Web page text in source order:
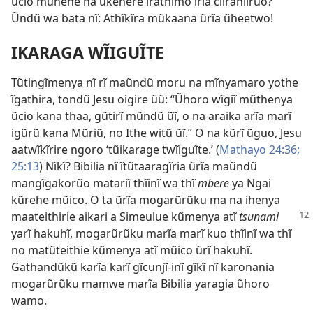
Ũndũ wa bata nĩ: Athĩkĩra mũkaana ũrĩa ũheetwo!
IKARAGA WĨIGUĨTE
Tũtingĩmenya nĩ rĩ maũndũ moru na mĩnyamaro yothe
ĩgathira, tondũ Jesu oigire ũũ: “Ũhoro wĩgiĩ mũthenya
ũcio kana thaa, gũtirĩ mũndũ ũĩ, o na araika arĩa marĩ
igũrũ kana Mũriũ, no Ithe witũ ũĩ.” O na kũrĩ ũguo, Jesu
aatwĩkĩrire ngoro ‘tũikarage twĩiguĩte.’ (Mathayo 24:36;
25:13) Nĩkĩ? Bibilia nĩ ĩtũtaaragĩria ũrĩa maũndũ
mangĩgakorũo matariĩ thĩinĩ wa thĩmbereya Ngai
kũrehe mũico. O ta ũrĩa mogarũrũku ma na ihenya
maateithirie aikari a Simeulue kũmenya atĩtsunami
yarĩ hakuhĩ, mogarũrũku marĩa marĩ kuo thĩinĩ wa thĩ
no matũteithie kũmenya atĩ mũico ũrĩ hakuhĩ.
Gathandũkũ karĩa karĩ gĩcunjĩ-inĩ gĩkĩ nĩ karonania
mogarũrũku mamwe marĩa Bibilia yaragia ũhoro
wamo.